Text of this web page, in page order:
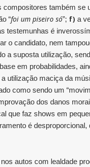
compositores também se
“foi um piseiro só”; f) a
testemunhas é
o candidato, nem
a suposta utilização,
em probabilidades,
utilização maciça da
como sendo um
dos danos
que faz shows em
é desproporcional,
autos com lealdade